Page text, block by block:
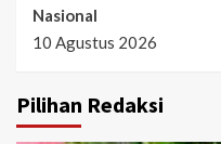
Nasional
10 Agustus 2026
Pilihan Redaksi